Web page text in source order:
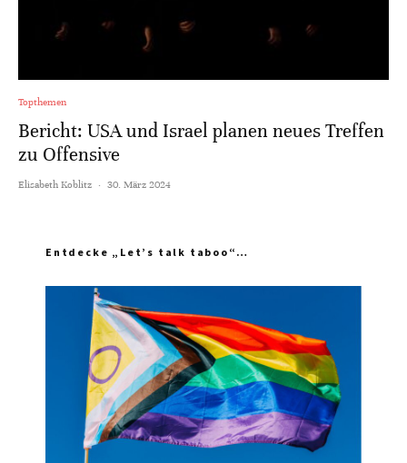
Topthemen
Bericht: USA und Israel planen neues Treffen
zu Offensive
Elisabeth Koblitz · 30. März 2024
Entdecke „Let’s talk taboo“…